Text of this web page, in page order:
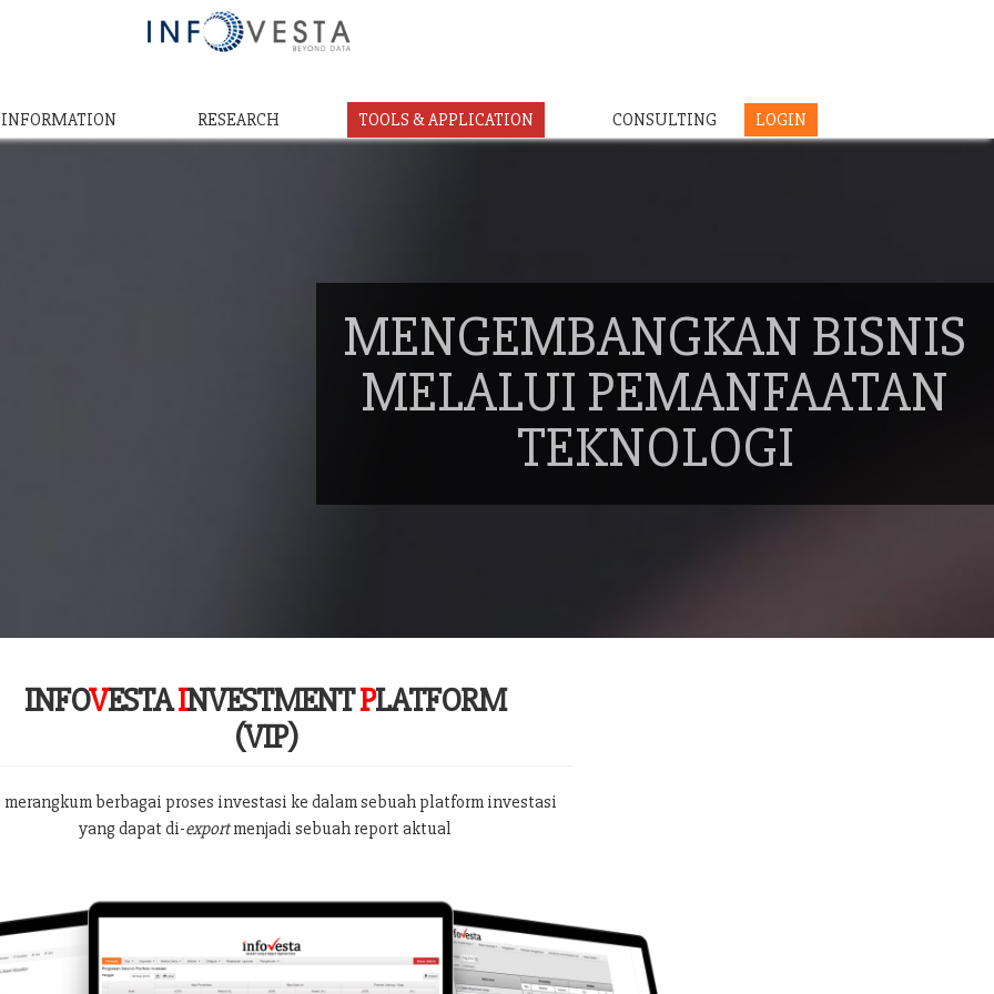
INFORMATION RESEARCH TOOLS & APPLICATION CONSULTING LOGIN
MENGEMBANGKAN BISNIS
MELALUI PEMANFAATAN
TEKNOLOGI
INFOVESTAINVESTMENTPLATFORM
(VIP)
merangkum berbagai proses investasi ke dalam sebuah platform investasi
yang dapat di-exportmenjadi sebuah report aktual